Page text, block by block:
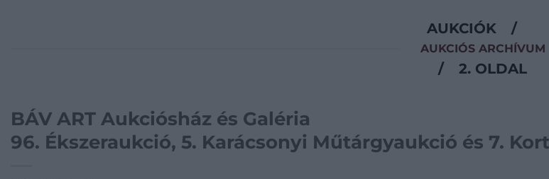
AUKCIÓK /
AUKCIÓS ARCHÍVUM
/ 2. OLDAL
BÁV ART Aukciósház és Galéria
96. Ékszeraukció, 5. Karácsonyi Műtárgyaukció és 7.